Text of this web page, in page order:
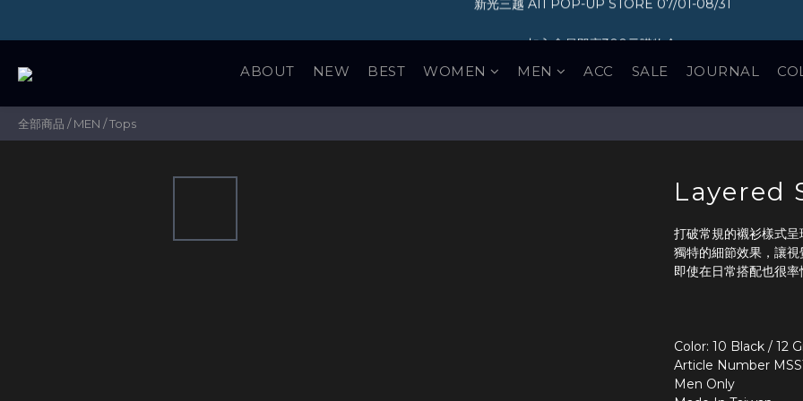
ABOUT NEW BEST WOMEN MEN ACC SALE JOURNAL
全部商品 /MEN /Tops
Layered
打破常規的襯衫樣式
獨特的細節效果，讓
即使在日常搭配也很率
Color: 10 Black / 12
Article Number
Men Only